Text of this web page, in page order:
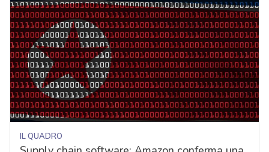
IL QUADRO